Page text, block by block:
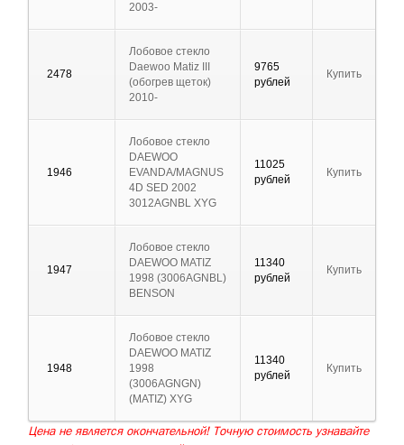
2003-
2478
Лобовое стекло
Daewoo Matiz III
(обогрев щеток)
2010-
9765
рублей
Купить
1946
Лобовое стекло
DAEWOO
EVANDA/MAGNUS
4D SED 2002
3012AGNBL XYG
11025
рублей
Купить
1947
Лобовое стекло
DAEWOO MATIZ
1998 (3006AGNBL)
BENSON
11340
рублей
Купить
1948
Лобовое стекло
DAEWOO MATIZ
1998
(3006AGNGN)
(MATIZ) XYG
11340
рублей
Купить
Цена не является окончательной! Точную стоимость узнавайте